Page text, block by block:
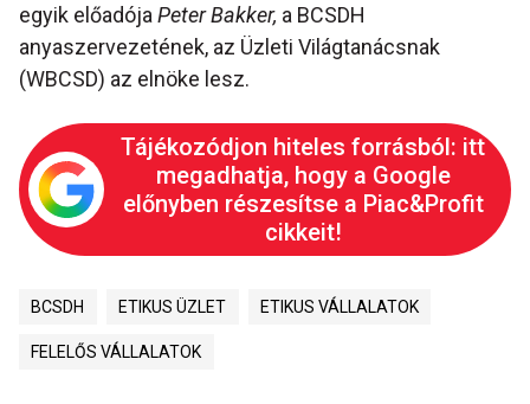
egyik előadójaPeter Bakker, a BCSDH
anyaszervezetének, az Üzleti Világtanácsnak
(WBCSD) az elnöke lesz.
Tájékozódjon hiteles forrásból: itt
megadhatja, hogy a Google
előnyben részesítse a Piac&Profit
cikkeit!
BCSDH ETIKUS ÜZLET ETIKUS VÁLLALATOK
FELELŐS VÁLLALATOK